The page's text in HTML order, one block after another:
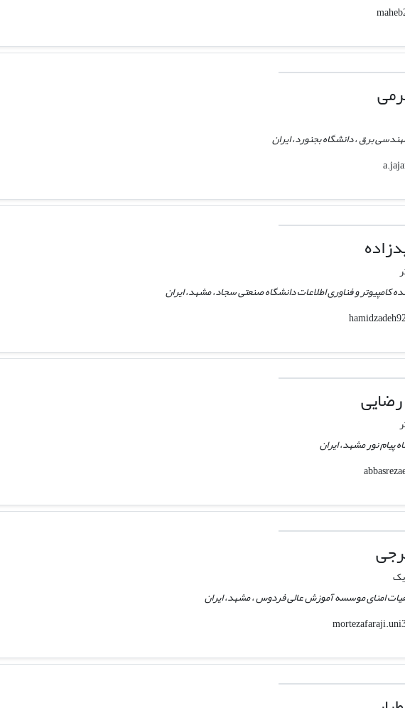
برق ، دانشگاه بجنورد، ایران
کامپیوتر و فناوری اطلاعات دانشگاه صنعتی سجاد، مشهد، ایران
پیام نور مشهد، ایران
امنای موسسه آموزش عالی فردوس ، مشهد، ایران